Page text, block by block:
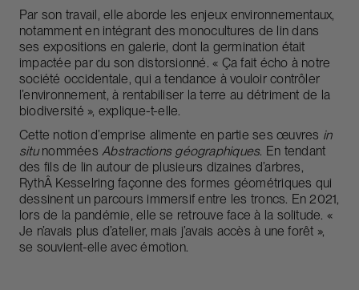
Par son travail, elle aborde les enjeux environnementaux,
notamment en intégrant des monocultures de lin dans
ses expositions en galerie, dont la germination était
impactée par du son distorsionné. « Ça fait écho à notre
société occidentale, qui a tendance à vouloir contrôler
l’environnement, à rentabiliser la terre au détriment de la
biodiversité », explique-t-elle.
Cette notion d’emprise alimente en partie ses œuvres in
situnomméesAbstractions géographiques. En tendant
des fils de lin autour de plusieurs dizaines d’arbres,
RythÂ Kesselring façonne des formes géométriques qui
dessinent un parcours immersif entre les troncs. En 2021,
lors de la pandémie, elle se retrouve face à la solitude. «
Je n’avais plus d’atelier, mais j’avais accès à une forêt »,
se souvient-elle avec émotion.